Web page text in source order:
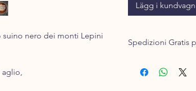
suino nero dei monti Lepini
aglio,
Lägg i kundvagn
Spedizioni Gratis
ti saranno calcolate